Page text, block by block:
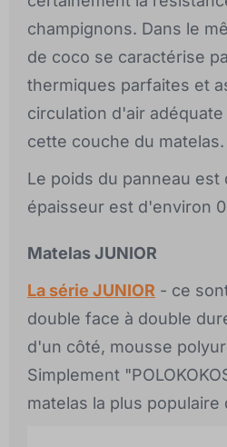
champignons. Dans le
de coco se caractérise
thermiques parfaites et
circulation d'air
cette couche du matelas.
Le poids du panneau est
épaisseur est d'environ
Matelas JUNIOR
La série JUNIOR - ce
double face à double
d'un côté, mousse
Simplement
matelas la plus populaire